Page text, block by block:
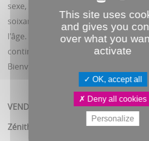
sexe, l'alcool et le foot : ce sont les
soixantenaires. Ils refusent de se
l'âge. Malgré leurs habitudes bien
continuer à vivre comme des jeunes
Bienvenue dans leur «
VENDREDI 5 MAI 2027 à 20h
Zénith d'Amiens
This site uses
and gives you
over what you
activate
OK, accept all
Deny all cookies
Personalize